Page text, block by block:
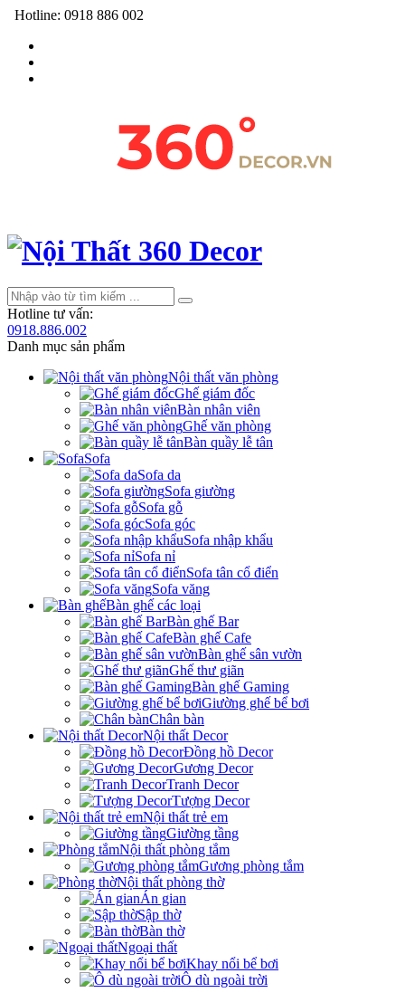
Hotline: 0918 886 002
Hotline tư vấn:
0918.886.002
Danh mục sản phẩm
Nội thất văn phòng
Ghế giám đốc
Bàn nhân viên
Ghế văn phòng
Bàn quầy lễ tân
Sofa
Sofa da
Sofa giường
Sofa gỗ
Sofa góc
Sofa nhập khẩu
Sofa nỉ
Sofa tân cổ điển
Sofa văng
Bàn ghế các loại
Bàn ghế Bar
Bàn ghế Cafe
Bàn ghế sân vườn
Ghế thư giãn
Bàn ghế Gaming
Giường ghế bể bơi
Chân bàn
Nội thất Decor
Đồng hồ Decor
Gương Decor
Tranh Decor
Tượng Decor
Nội thất trẻ em
Giường tầng
Nội thất phòng tắm
Gương phòng tắm
Nội thất phòng thờ
Án gian
Sập thờ
Bàn thờ
Ngoại thất
Khay nổi bể bơi
Ô dù ngoài trời